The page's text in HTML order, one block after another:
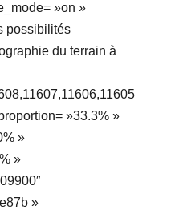
»on »
possibilités
du terrain à
»33.3% »
»
»
»